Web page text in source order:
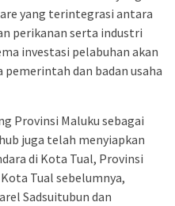
yang terintegrasi antara
perikanan serta industri
investasi pelabuhan akan
dan badan usaha
Provinsi Maluku sebagai
juga telah menyiapkan
di Kota Tual, Provinsi
Tual sebelumnya,
Sadsuitubun dan